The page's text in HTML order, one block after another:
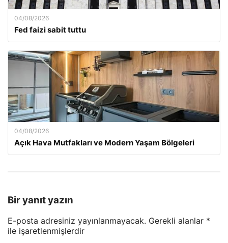
04/08/2026
Fed faizi sabit tuttu
04/08/2026
Açık Hava Mutfakları ve Modern Yaşam Bölgeleri
Bir yanıt yazın
E-posta adresiniz yayınlanmayacak. Gerekli alanlar *
ile işaretlenmişlerdir